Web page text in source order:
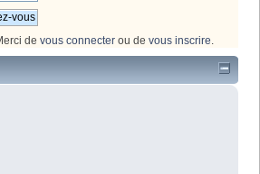
de vous connecter ou de vous inscrire